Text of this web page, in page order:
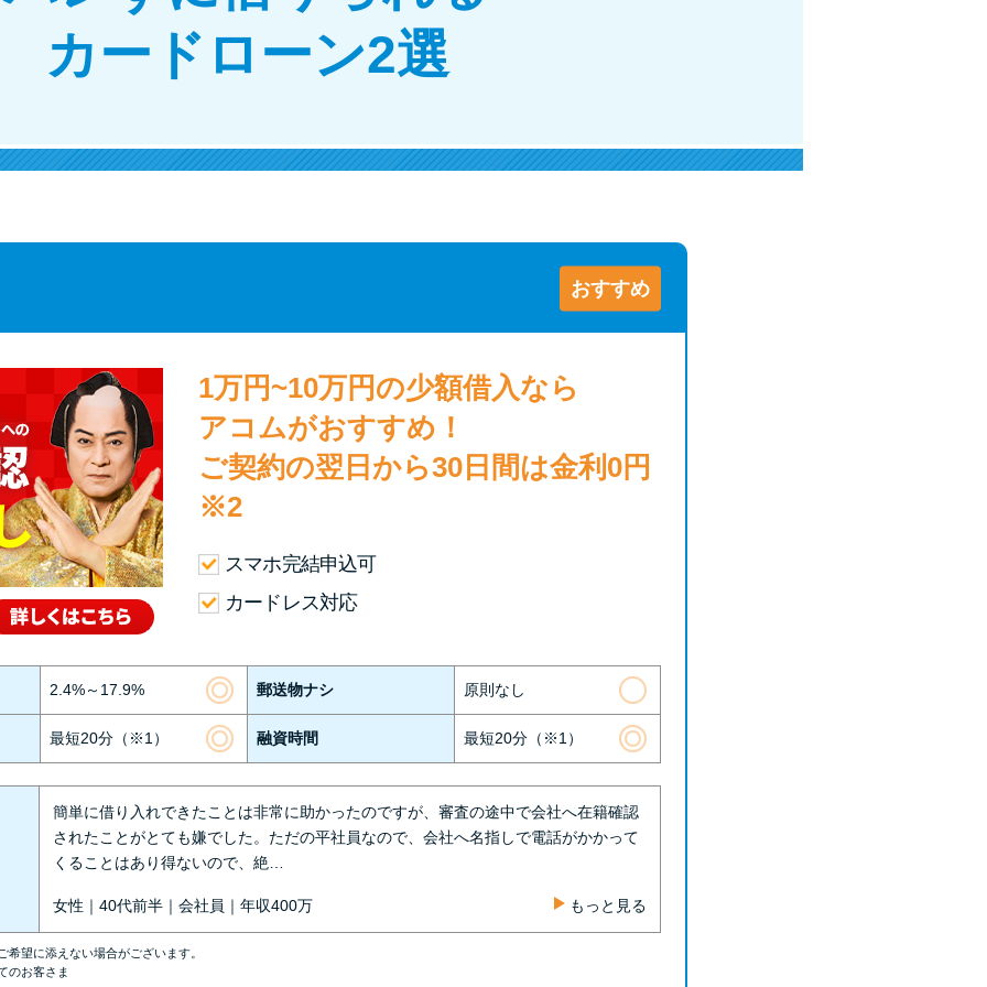
カードローン2選
おすすめ
1万円~10万円の少額借入なら
アコムがおすすめ！
ご契約の翌日から30日間は金利0円
※2
スマホ完結申込可
カードレス対応
2.4%～17.9% 郵送物ナシ 原則なし
最短20分（※1） 融資時間 最短20分（※1）
簡単に借り入れできたことは非常に助かったのですが、審査の途中で会社へ在籍確認
されたことがとても嫌でした。ただの平社員なので、会社へ名指しで電話がかかって
くることはあり得ないので、絶…
女性｜40代前半｜会社員｜年収400万 もっと見る
望に添えない場合がございます。
のお客さま